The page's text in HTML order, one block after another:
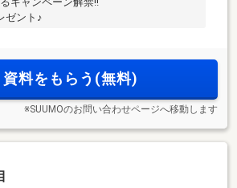
ント♪
資料をもらう(無料)
※SUUMOのお問い合わせページへ移動します